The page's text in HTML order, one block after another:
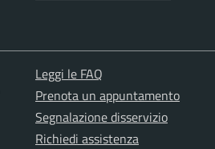
Leggi le FAQ
Prenota un appuntamento
Segnalazione disservizio
Richiedi assistenza